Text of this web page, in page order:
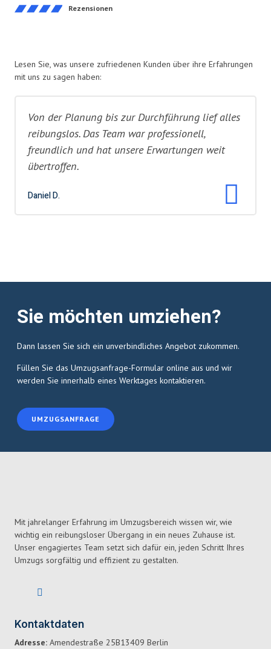
Rezensionen​
Lesen Sie, was unsere zufriedenen Kunden über ihre Erfahrungen
mit uns zu sagen haben:
Von der Planung bis zur Durchführung lief alles
reibungslos. Das Team war professionell,
freundlich und hat unsere Erwartungen weit
übertroffen.
Daniel D.
Sie möchten umziehen?
Dann lassen Sie sich ein unverbindliches Angebot zukommen.
Füllen Sie das Umzugsanfrage-Formular online aus und wir
werden Sie innerhalb eines Werktages kontaktieren.
UMZUGSANFRAGE
Mit jahrelanger Erfahrung im Umzugsbereich wissen wir, wie
wichtig ein reibungsloser Übergang in ein neues Zuhause ist.
Unser engagiertes Team setzt sich dafür ein, jeden Schritt Ihres
Umzugs sorgfältig und effizient zu gestalten.
Kontaktdaten
Adresse: Amendestraße 25B13409 Berlin